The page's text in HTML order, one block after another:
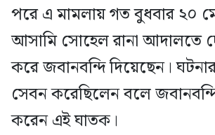
পরে এ মামলায় গত বুধবার ২০ মে
আসামি সোহেল রানা আদালতে
করে জবানবন্দি দিয়েছেন।
সেবন করেছিলেন বলে
করেন এই ঘাতক।